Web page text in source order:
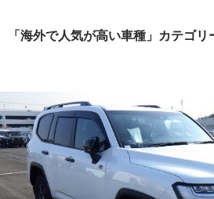
ッ「海外で人気が高い車種」カテゴ